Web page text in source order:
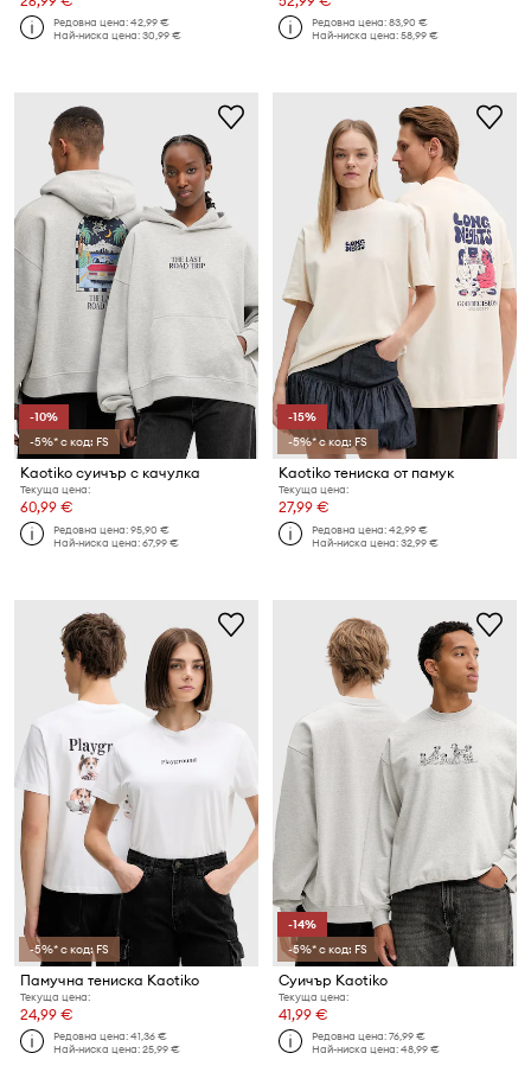
Редовна цена:42,99 €
Най-ниска цена:30,99 €
Редовна цена:83,90 €
Най-ниска цена:58,99 €
-10%
-5%* с код: FS
Kaotiko суичър с качулка
Текуща цена:
60,99 €
Редовна цена:95,90 €
Най-ниска цена:67,99 €
-15%
-5%* с код: FS
Kaotiko тениска от памук
Текуща цена:
27,99 €
Редовна цена:42,99 €
Най-ниска цена:32,99 €
-5%* с код: FS
Памучна тениска Kaotiko
Текуща цена:
24,99 €
Редовна цена:41,36 €
Най-ниска цена:25,99 €
-14%
-5%* с код: FS
Суичър Kaotiko
Текуща цена:
41,99 €
Редовна цена:76,99 €
Най-ниска цена:48,99 €